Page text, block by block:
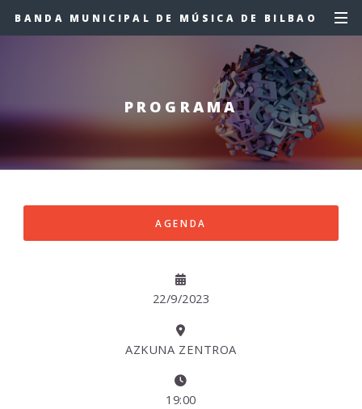
BANDA MUNICIPAL DE MÚSICA DE BILBAO
PROGRAMA
AGENDA
22/9/2023
AZKUNA ZENTROA
19:00